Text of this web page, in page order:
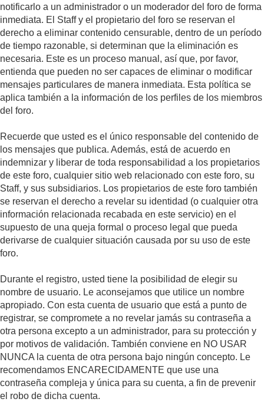
notificarlo a un administrador o un moderador del foro de forma
inmediata. El Staff y el propietario del foro se reservan el
derecho a eliminar contenido censurable, dentro de un período
de tiempo razonable, si determinan que la eliminación es
necesaria. Este es un proceso manual, así que, por favor,
entienda que pueden no ser capaces de eliminar o modificar
mensajes particulares de manera inmediata. Esta política se
aplica también a la información de los perfiles de los miembros
del foro.
Recuerde que usted es el único responsable del contenido de
los mensajes que publica. Además, está de acuerdo en
indemnizar y liberar de toda responsabilidad a los propietarios
de este foro, cualquier sitio web relacionado con este foro, su
Staff, y sus subsidiarios. Los propietarios de este foro también
se reservan el derecho a revelar su identidad (o cualquier otra
información relacionada recabada en este servicio) en el
supuesto de una queja formal o proceso legal que pueda
derivarse de cualquier situación causada por su uso de este
foro.
Durante el registro, usted tiene la posibilidad de elegir su
nombre de usuario. Le aconsejamos que utilice un nombre
apropiado. Con esta cuenta de usuario que está a punto de
registrar, se compromete a no revelar jamás su contraseña a
otra persona excepto a un administrador, para su protección y
por motivos de validación. También conviene en NO USAR
NUNCA la cuenta de otra persona bajo ningún concepto. Le
recomendamos ENCARECIDAMENTE que use una
contraseña compleja y única para su cuenta, a fin de prevenir
el robo de dicha cuenta.